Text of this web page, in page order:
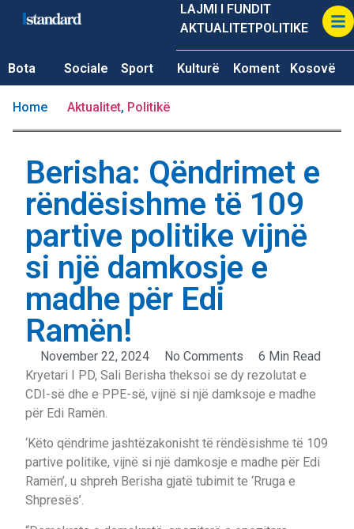
LAJMI I FUNDIT
AKTUALITETPOLITIKE
Bota Sociale Sport Kulturë Koment Kosovë
Home Aktualitet, Politikë
Berisha: Qëndrimet e
rëndësishme të 109
partive politike vijnë
si një damkosje e
madhe për Edi
Ramën!
November 22, 2024 No Comments
6 Min Read
Kryetari I PD, Sali Berisha theksoi se dy rezolutat e
CDI-së dhe e PPE-së, vijnë si një damksoje e madhe
për Edi Ramën.
‘Këto qëndrime jashtëzakonisht të rëndësishme të 109
partive politike, vijnë si një damkosje e madhe për Edi
Ramën’, u shpreh Berisha gjatë tubimit te ‘Rruga e
Shpresës’.